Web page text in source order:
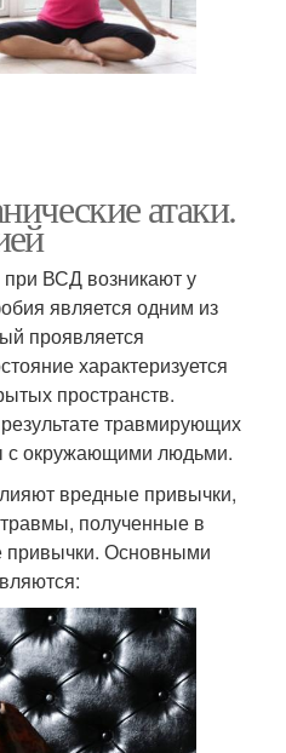
атаки.
при ВСД возникают у
является одним из
проявляется
характеризуется
пространств.
травмирующих
с окружающими людьми.
вредные привычки,
полученные в
привычки. Основными